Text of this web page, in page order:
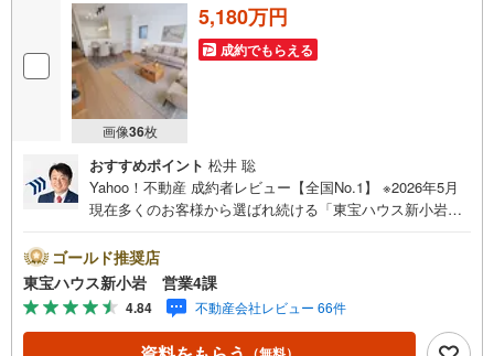
画像36枚
5,180万円
成約でもらえる
おすすめポイント 松井 聡
Yahoo！不動産 成約者レビュー【全国No.1】 ※2026年5月
現在多くのお客様から選ばれ続ける「東宝ハウス新小岩」
見学OK■営業時間内（9:00～20:00）はお電話でのご連絡が
スムーズです。ご自宅への送迎・最寄駅でのお待ち合わせ
等、お気軽にご相談ください。 選ばれる3つの「圧倒的メ
リット」 （1）【業界最低水準の提携住宅ローン】「他社
で断られた」「借入がある」方も独自審査で多数承認！優
ゴールド推奨店
東宝ハウス新小岩 営業4課
4.84 不動産会社レビュー 66件